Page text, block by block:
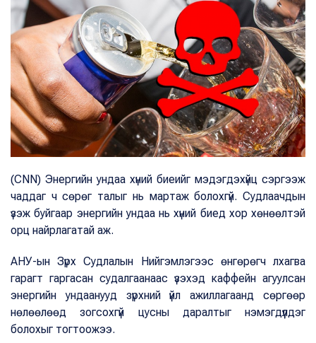
(CNN) Энергийн ундаа хүний биеийг мэдэгдэхүйц сэргээж
чаддаг ч сөрөг талыг нь мартаж болохгүй. Судлаачдын
үзэж буйгаар энергийн ундаа нь хүний биед хор хөнөөлтэй
орц найрлагатай аж.
АНУ-ын Зүрх Судлалын Нийгэмлэгээс өнгөрөгч лхагва
гарагт гаргасан судалгаанаас үзэхэд каффейн агуулсан
энергийн ундаанууд зүрхний үйл ажиллагаанд сөргөөр
нөлөөлөөд зогсохгүй цусны даралтыг нэмэгдүүлдэг
болохыг тогтоожээ.